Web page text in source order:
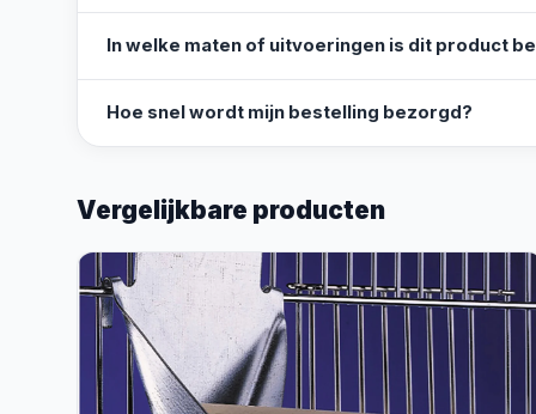
In welke maten of uitvoeringen is dit product
Hoe snel wordt mijn bestelling bezorgd?
Vergelijkbare producten